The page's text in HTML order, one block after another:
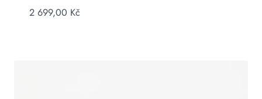
2 699,00 Kč